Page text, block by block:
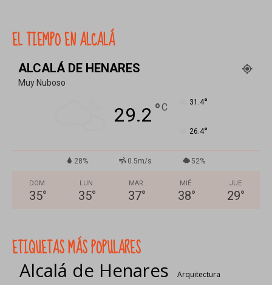
EL TIEMPO EN ALCALÁ
ALCALÁ DE HENARES
Muy Nuboso
29.2 °C 31.4°
26.4°
28% 0.5m/s 52%
DOM
35°
LUN
35°
MAR
37°
MIÉ
38°
JUE
29°
ETIQUETAS MÁS POPULARES
Alcalá de Henares
Arquitectura